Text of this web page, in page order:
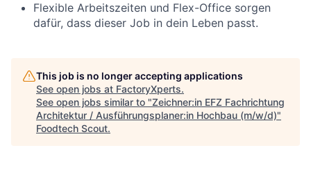
Flexible Arbeitszeiten und Flex-Office sorgen
dafür, dass dieser Job in dein Leben passt.
This job is no longer accepting applications
See open jobs at FactoryXperts.
See open jobs similar to "Zeichner:in EFZ Fachrichtung
Architektur / Ausführungsplaner:in Hochbau (m/w/d)"
Foodtech Scout.